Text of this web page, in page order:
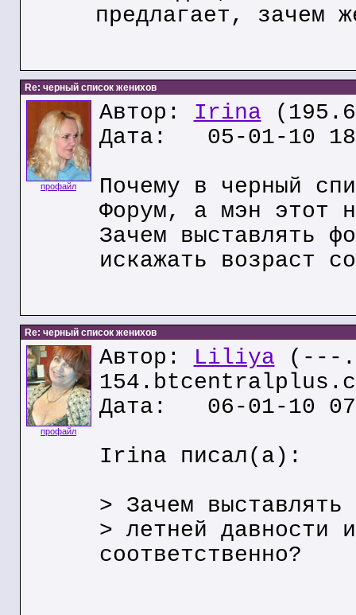
предлагает, зачем
Re: черный список женихов
профайл
Автор: Irina
Дата: 05-01-10
Почему в черный
Форум, а мэн этот
Зачем выставлять
искажать возраст
Re: черный список женихов
профайл
Автор: Liliya (---
Дата: 06-01-10
Irina писал(а):
> Зачем выставлять
> летней давности
соответственно?